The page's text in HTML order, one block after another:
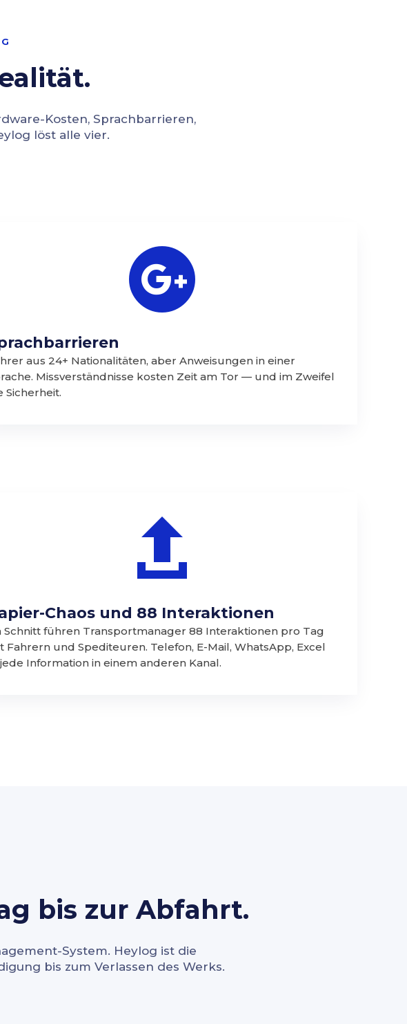
Kosten, Sprachbarrieren,
löst alle vier.

aus 24+ Nationalitäten, aber Anweisungen in einer
Missverständnisse kosten Zeit am Tor — und im Zweifel
Sicherheit.

Chaos und 88 Interaktionen
Schnitt führen Transportmanager 88 Interaktionen pro Tag
Fahrern und Spediteuren. Telefon, E-Mail, WhatsApp, Excel
Information in einem anderen Kanal.
bis zur Abfahrt.
System. Heylog ist die
bis zum Verlassen des Werks.